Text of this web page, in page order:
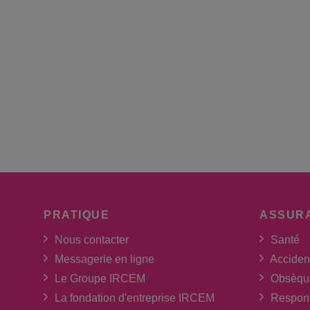
PRATIQUE
Nous contacter
Messagerie en ligne
Le Groupe IRCEM
La fondation d'entreprise IRCEM
Santé